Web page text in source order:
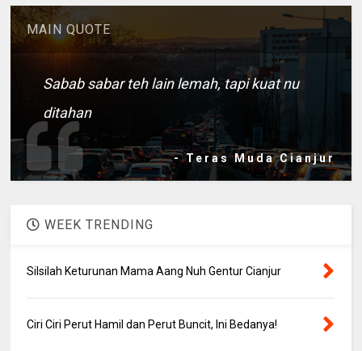
MAIN QUOTE
Sabab sabar teh lain lemah, tapi kuat nu
ditahan
- Teras Muda Cianjur
WEEK TRENDING
Silsilah Keturunan Mama Aang Nuh Gentur Cianjur
Ciri Ciri Perut Hamil dan Perut Buncit, Ini Bedanya!